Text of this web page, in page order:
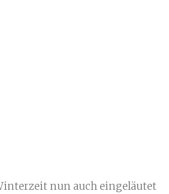
nun auch eingeläutet